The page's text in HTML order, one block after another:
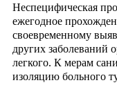
Неспецифическая
ежегодное
своевременному
других заболеваний
легкого. К мерам
изоляцию больного